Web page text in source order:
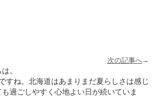
次の記事へ→
。
すね。北海道はあまりまだ夏らしさは感じ
過ごしやすく心地よい日が続いていま